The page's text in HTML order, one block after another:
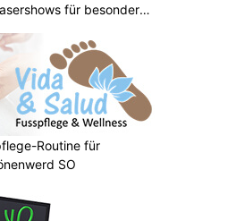
für besondere
Routine für
SO